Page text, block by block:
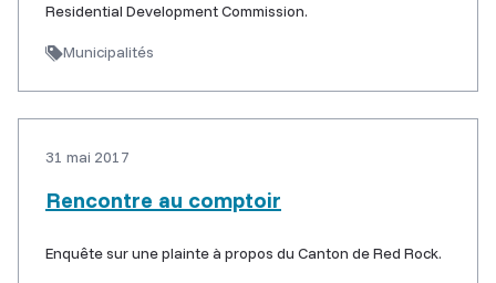
Residential Development Commission.
Municipalités
31 mai 2017
Rencontre au comptoir
Enquête sur une plainte à propos du Canton de Red Rock.